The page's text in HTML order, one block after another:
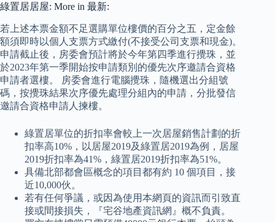
綠置居居屋: More in 最新:
若上述本票金額不足選購單位樓價的百分之五，定金餘
額須即時以個人支票方式繳付(不接受公司支票和現金)。
申請截止後，房委會預計將於今年第四季進行攪珠，並
於2023年第一季開始按申請類別的優先次序邀請合資格
申請者選樓。 房委會進行電腦攪珠，隨機選出分組號
碼，按攪珠結果次序優先處理分組內的申請，分批發信
邀請合資格申請人揀樓。
綠置居單位的折扣率會較上一次居屋銷售計劃的折
扣率高10%，以居屋2019及綠置居2019為例，居屋
2019折扣率為41%，綠置居2019折扣率為51%。
具備北部都會區概念的項目都有約 10 個項目，接
近10,000伙。
若有任何爭議，或因為使用本網頁的資訊而引致直
接或間接損失，『宅谷地產資訊網』概不負責。